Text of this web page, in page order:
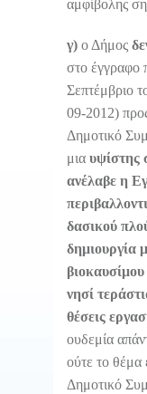
αμφίβολης
γ) ο Δήμος
στο έγγραφο
Σεπτέμβριο
09-2012)
Δημοτικό
μια υψίστης
ανέλαβε η
δασικού
δημιουργία
βιοκαυσίμου
νησί
θέσεις
ουδεμία
ούτε το θέμα
Δημοτικό